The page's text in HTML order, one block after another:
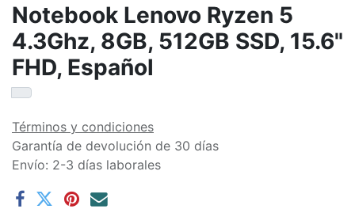
Notebook Lenovo Ryzen 5
4.3Ghz, 8GB, 512GB SSD, 15.6"
FHD, Español
Términos y condiciones
Garantía de devolución de 30 días
Envío: 2-3 días laborales